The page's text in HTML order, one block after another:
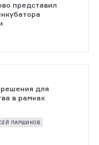
представил
для
в рамках
ПАРШИКОВ